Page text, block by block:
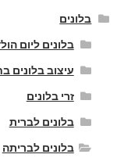
בלונים
בלונים ליום
עיצוב בלונים
זרי בלונים
בלונים לברית
בלונים לבריתה